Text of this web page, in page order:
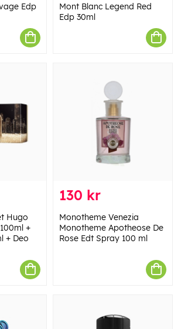
Edp
Mont Blanc Legend Red
Edp 30ml
Hugo
+
+ Deo
130 kr
Monotheme Venezia
Monotheme Apotheose De
Rose Edt Spray 100 ml